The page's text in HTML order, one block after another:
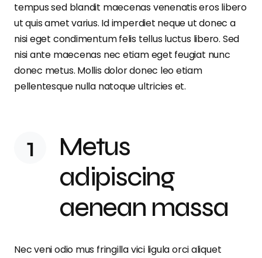
tempus sed blandit maecenas venenatis eros libero
ut quis amet varius. Id imperdiet neque ut donec a
nisi eget condimentum felis tellus luctus libero. Sed
nisi ante maecenas nec etiam eget feugiat nunc
donec metus. Mollis dolor donec leo etiam
pellentesque nulla natoque ultricies et.
Metus
adipiscing
aenean massa
Nec veni odio mus fringilla vici ligula orci aliquet